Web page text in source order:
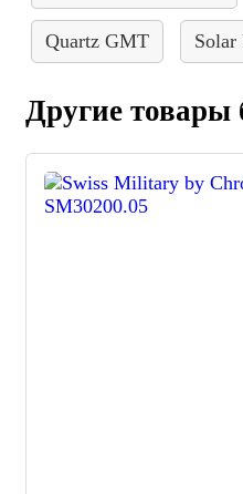
Quartz GMT Solar
Другие